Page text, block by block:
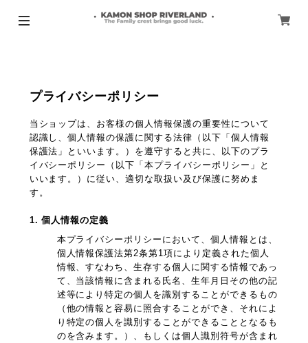
プライバシーポリシー
当ショップは、お客様の個人情報保護の重要性について
認識し、個人情報の保護に関する法律（以下「個人情報
保護法」といいます。）を遵守すると共に、以下のプラ
イバシーポリシー（以下「本プライバシーポリシー」と
いいます。）に従い、適切な取扱い及び保護に努めま
す。
1. 個人情報の定義
本プライバシーポリシーにおいて、個人情報とは、
個人情報保護法第2条第1項により定義された個人
情報、すなわち、生存する個人に関する情報であっ
て、当該情報に含まれる氏名、生年月日その他の記
述等により特定の個人を識別することができるもの
（他の情報と容易に照合することができ、それによ
り特定の個人を識別することができることとなるも
のを含みます。）、もしくは個人識別符号が含まれ